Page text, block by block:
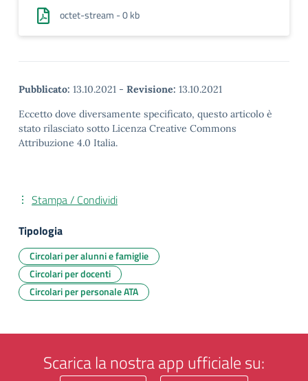
octet-stream - 0 kb
Pubblicato: 13.10.2021 - Revisione: 13.10.2021
Eccetto dove diversamente specificato, questo articolo è
stato rilasciato sotto Licenza Creative Commons
Attribuzione 4.0 Italia.
Stampa / Condividi
Tipologia
Circolari per alunni e famiglie
Circolari per docenti
Circolari per personale ATA
Scarica la nostra app ufficiale su: